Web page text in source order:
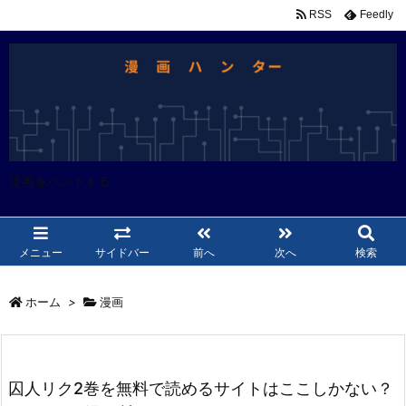
漫画をハントする
メニュー サイドバー 前へ 次へ 検索
RSS Feedly
ホーム > 漫画
囚人リク2巻を無料で読めるサイトはここしかない？